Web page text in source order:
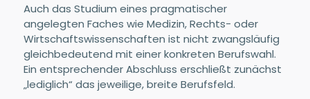
Auch das Studium eines pragmatischer
angelegten Faches wie Medizin, Rechts- oder
Wirtschaftswissenschaften ist nicht zwangsläufig
gleichbedeutend mit einer konkreten Berufswahl.
Ein entsprechender Abschluss erschließt zunächst
„lediglich“ das jeweilige, breite Berufsfeld.